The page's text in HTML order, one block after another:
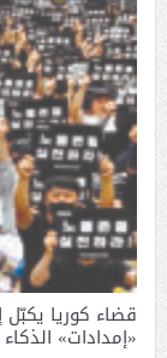
قضاء كوريا
«إمدادات»